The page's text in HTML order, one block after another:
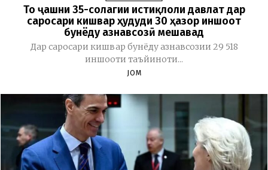
То ҷашни 35-солагии истиқлоли давлат дар
саросари кишвар ҳудуди 30 ҳазор иншоот
бунёду азнавсозӣ мешавад
Дар саросари кишвар бунёду азнавсозии 29 518
иншооти таъйиноти...
JOM